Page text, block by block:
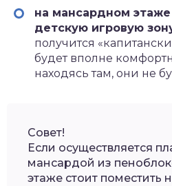
на мансардном
детскую игровую
получится
будет вполне
находясь там, они не
Совет!
Если осуществляется
мансардой из
этаже стоит поместить